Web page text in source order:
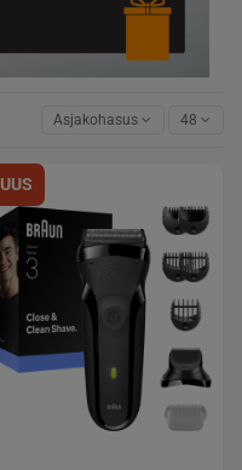
Asjakohasus 48
UUS